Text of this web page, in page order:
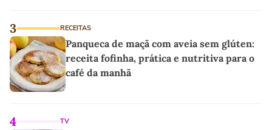
3 RECEITAS
Panqueca de maçã com aveia sem glúten:
receita fofinha, prática e nutritiva para o
café da manhã
4 TV